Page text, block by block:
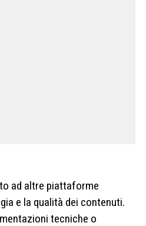
ad altre piattaforme
e la qualità dei contenuti.
tecniche o